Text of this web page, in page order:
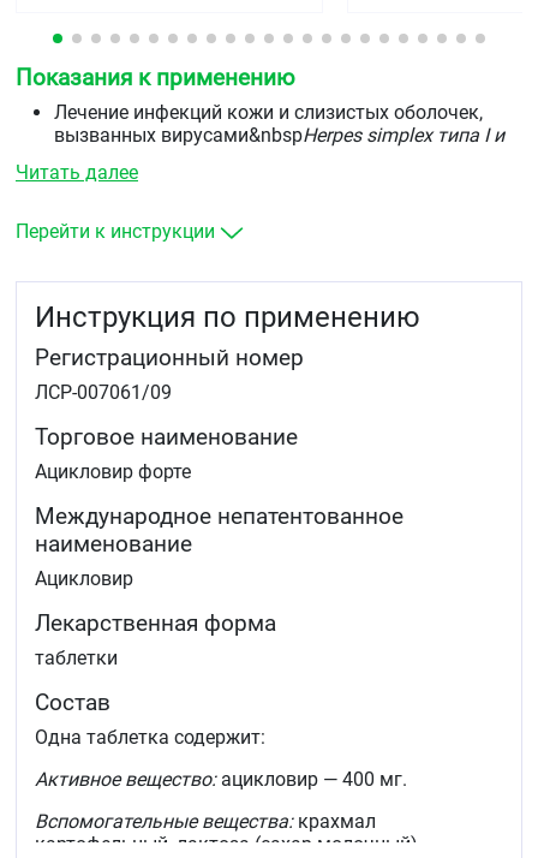
Показания к применению
Лечение инфекций кожи и слизистых оболочек,
вызванных вирусами&nbspHerpes simplex типа I и
генитальный герпес.
инфекций, вызванных вирусами&nbsp
инфекций, вызванных вирусами&nbspHerpes
иммунодефицитом.
В составе комплексной терапии пациентов с
инфекции (стадия СПИДа, ранние клинические
проявления и развернутая клиническая картина) и
у пациентов, перенёсших трансплантацию костного
Лечение первичных и рецидивирующих инфекций,
вызванных вирусом&nbsp
zoster&nbsp(ветряная оспа, а также опоясывающий
лишай —&nbsp
Читать далее
Перейти к инструкции
Инструкция по применению
Регистрационный номер
ЛСР-007061/09
Торговое наименование
Ацикловир форте
Международное непатентованное
наименование
Ацикловир
Лекарственная форма
таблетки
Состав
Одна таблетка содержит:
Активное вещество:ацикловир — 400 мг.
Вспомогательные вещества:крахмал
картофельный, лактоза (сахар молочный),